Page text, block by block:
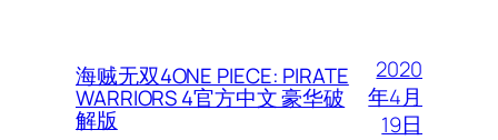
海贼无双4ONE PIECE: PIRATE
WARRIORS 4官方中文 豪华破
解版
2020
年4月
19日